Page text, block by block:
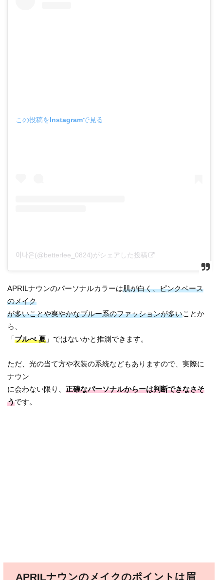
この投稿をInstagramで見る
이나은(@betterlee_0824)がシェアした投稿
APRILナウンのパーソナルカラーは肌が白く、ピンクベース
のメイク
が多いことや爽やかなブルー系のファッションが多いことか
ら、
「ブルべ 夏 」ではないかと推測できます。
ただ、光の当て方や衣装の系統などもありますので、実際に
ナウン
に会わない限り、正確なパーソナルからーは判断できなさそ
うです。
APRILナウンのメイクのポイントは眉